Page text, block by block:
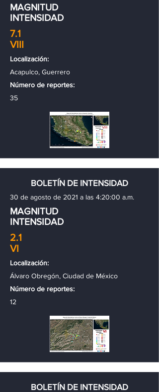
MAGNITUD
INTENSIDAD
7.1
VIII
Localización:
Acapulco, Guerrero
Número de reportes:
35
BOLETÍN DE INTENSIDAD
30 de agosto de 2021 a las 4:20:00 a.m.
MAGNITUD
INTENSIDAD
2.1
VI
Localización:
Álvaro Obregón, Ciudad de México
Número de reportes:
12
BOLETÍN DE INTENSIDAD